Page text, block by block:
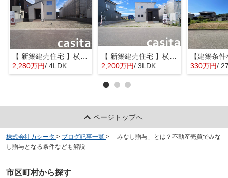
【 新築建売住宅 】横手市八幡字長者町No58 横手北小学校区のオール電化 4LDK
2,280万円/ 4LDK
【 新築建売住宅 】横手市八幡字長者町No50 横手北小学校区のオール電化 3LDK
2,200万円/ 3LDK 330万円/
ページトップへ
株式会社カシータ > ブログ記事一覧 >
「みなし贈与」とは？不動産売買でみな
し贈与となる条件なども解説
市区町村から探す